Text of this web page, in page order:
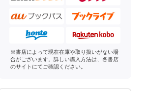
※書店によって現在在庫や取り扱いがない場
合がございます。詳しい購入方法は、各書店
のサイトにてご確認ください。